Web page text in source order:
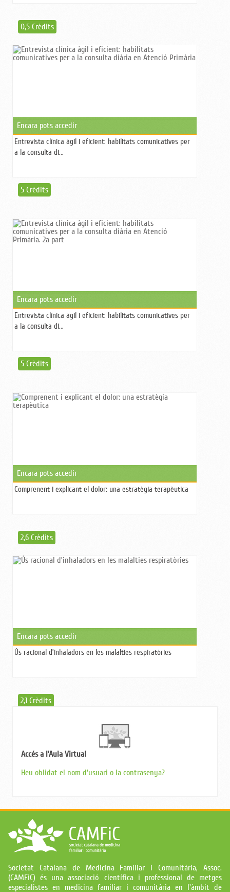
0,5 Crèdits
Encara pots accedir
Entrevista clínica àgil i eficient: habilitats comunicatives per
a la consulta di...
5 Crèdits
Encara pots accedir
Entrevista clínica àgil i eficient: habilitats comunicatives per
a la consulta di...
5 Crèdits
Encara pots accedir
Comprenent i explicant el dolor: una estratègia terapèutica
2,6 Crèdits
Encara pots accedir
Ús racional d’inhaladors en les malalties respiratòries
2,1 Crèdits
Accés a l'Aula Virtual
Heu oblidat el nom d'usuari o la contrasenya?
Societat Catalana de Medicina Familiar i Comunitària, Assoc.
(CAMFiC) és una associació científica i professional de metges
especialistes en medicina familiar i comunitària en l'àmbit de